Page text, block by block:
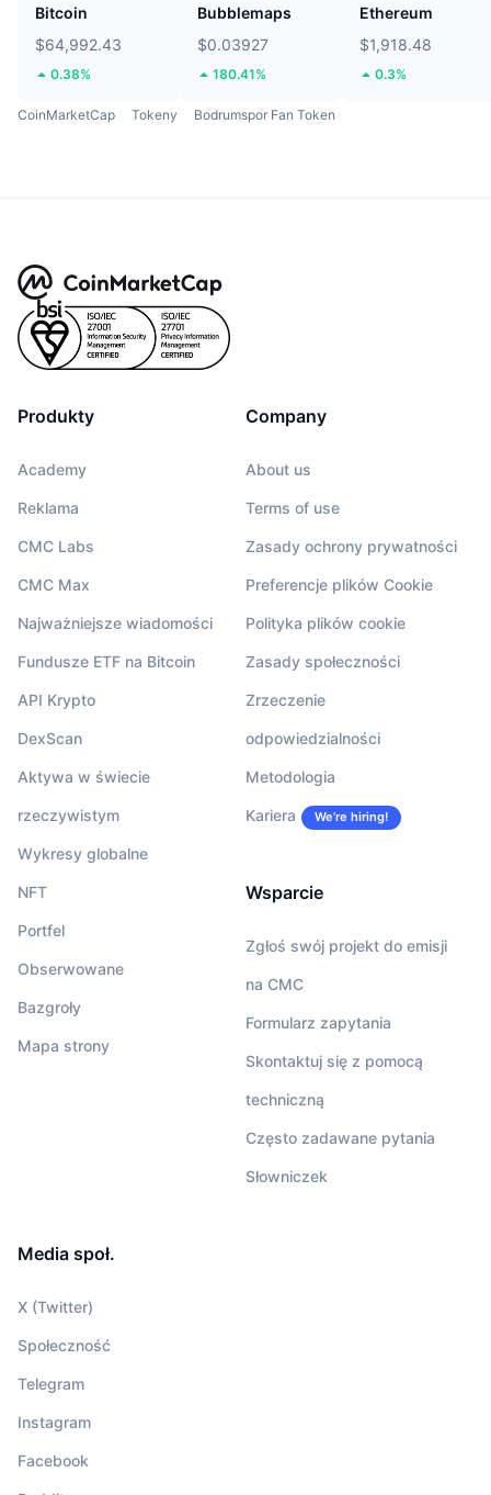
Bitcoin
$64,992.43
0.38%
Bubblemaps
$0.03927
180.41%
Ethereum
$1,918.48
0.3%
CoinMarketCap Tokeny Bodrumspor Fan Token
Produkty
Academy
Reklama
CMC Labs
CMC Max
Najważniejsze wiadomości
Fundusze ETF na Bitcoin
API Krypto
DexScan
Aktywa w świecie
rzeczywistym
Wykresy globalne
NFT
Portfel
Obserwowane
Bazgroły
Mapa strony
Company
About us
Terms of use
Zasady ochrony prywatności
Preferencje plików Cookie
Polityka plików cookie
Zasady społeczności
Zrzeczenie
odpowiedzialności
Metodologia
Kariera We’re hiring!
Wsparcie
Zgłoś swój projekt do emisji
na CMC
Formularz zapytania
Skontaktuj się z pomocą
techniczną
Często zadawane pytania
Słowniczek
Media społ.
X (Twitter)
Społeczność
Telegram
Instagram
Facebook